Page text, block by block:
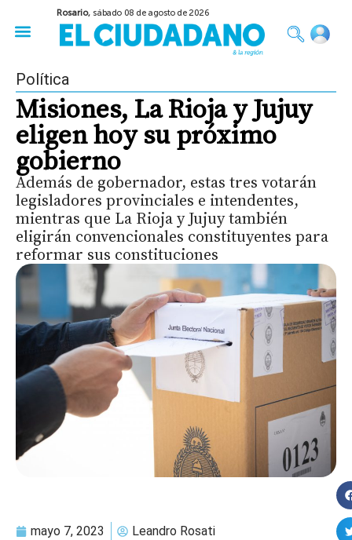
Rosario, sábado 08 de agosto de 2026
Política
Misiones, La Rioja y Jujuy
eligen hoy su próximo
gobierno
Además de gobernador, estas tres votarán
legisladores provinciales e intendentes,
mientras que La Rioja y Jujuy también
eligirán convencionales constituyentes para
reformar sus constituciones
mayo 7, 2023 Leandro Rosati